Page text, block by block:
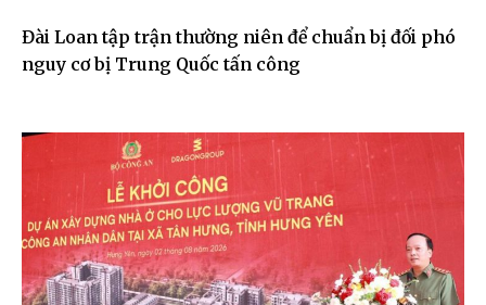
Đài Loan tập trận thường niên để chuẩn bị đối phó
nguy cơ bị Trung Quốc tấn công